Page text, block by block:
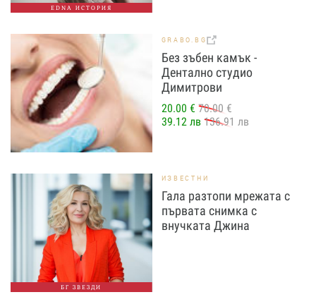
EDNA ИСТОРИЯ
GRABO.BG
Без зъбен камък -
Дентално студио
Димитрови
20.00 € 70.00 €
39.12 лв 136.91 лв
БГ ЗВЕЗДИ
ИЗВЕСТНИ
Гала разтопи мрежата с
първата снимка с
внучката Джина